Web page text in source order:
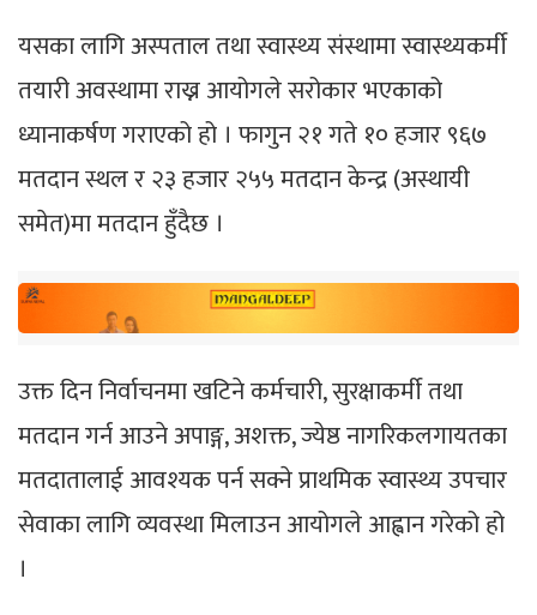
यसका लागि अस्पताल तथा स्वास्थ्य संस्थामा स्वास्थ्यकर्मी
तयारी अवस्थामा राख्न आयोगले सरोकार भएकाको
ध्यानाकर्षण गराएको हो । फागुन २१ गते १० हजार ९६७
मतदान स्थल र २३ हजार २५५ मतदान केन्द्र (अस्थायी
समेत)मा मतदान हुँदैछ ।
उक्त दिन निर्वाचनमा खटिने कर्मचारी, सुरक्षाकर्मी तथा
मतदान गर्न आउने अपाङ्ग, अशक्त, ज्येष्ठ नागरिकलगायतका
मतदातालाई आवश्यक पर्न सक्ने प्राथमिक स्वास्थ्य उपचार
सेवाका लागि व्यवस्था मिलाउन आयोगले आह्वान गरेको हो
।